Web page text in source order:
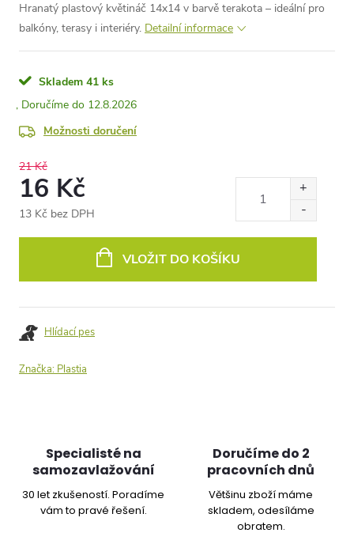
Hranatý plastový květináč 14x14 v barvě terakota – ideální pro
balkóny, terasy i interiéry. Detailní informace
Skladem 41 ks
12.8.2026
Možnosti doručení
21 Kč
16 Kč
13 Kč bez DPH
VLOŽIT DO KOŠÍKU
Hlídací pes
Značka: Plastia
Specialisté na
samozavlažování
30 let zkušeností. Poradíme
vám to pravé řešení.
Doručíme do 2
pracovních dnů
Většinu zboží máme
skladem, odesíláme
obratem.